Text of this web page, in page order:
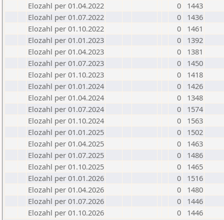
Elozahl per 01.04.2022
0
1443
Elozahl per 01.07.2022
0
1436
Elozahl per 01.10.2022
0
1461
Elozahl per 01.01.2023
0
1392
Elozahl per 01.04.2023
0
1381
Elozahl per 01.07.2023
0
1450
Elozahl per 01.10.2023
0
1418
Elozahl per 01.01.2024
0
1426
Elozahl per 01.04.2024
0
1348
Elozahl per 01.07.2024
0
1574
Elozahl per 01.10.2024
0
1563
Elozahl per 01.01.2025
0
1502
Elozahl per 01.04.2025
0
1463
Elozahl per 01.07.2025
0
1486
Elozahl per 01.10.2025
0
1465
Elozahl per 01.01.2026
0
1516
Elozahl per 01.04.2026
0
1480
Elozahl per 01.07.2026
0
1446
Elozahl per 01.10.2026
0 1446